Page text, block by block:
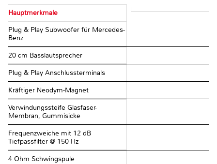
Hauptmerkmale
Plug & Play Subwoofer für Mercedes-
Benz
20 cm Basslautsprecher
Plug & Play Anschlussterminals
Kräftiger Neodym-Magnet
Verwindungssteife Glasfaser-
Membran, Gummisicke
Frequenzweiche mit 12 dB
Tiefpassfilter @ 150 Hz
4 Ohm Schwingspule